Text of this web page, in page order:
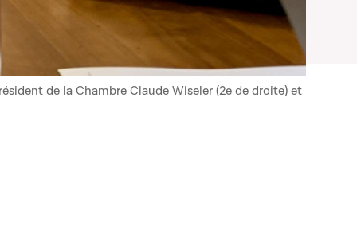
de la Chambre Claude Wiseler (2e de droite) et